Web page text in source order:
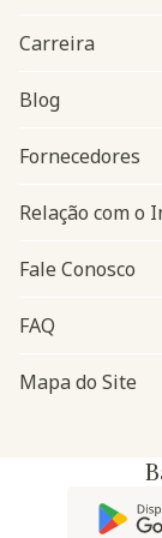
Navegação do rodapé
Carreira
Blog
Fornecedores
Relação com o
Fale Conosco
FAQ
Mapa do Site